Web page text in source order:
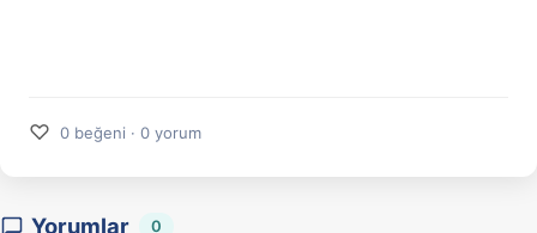
♡ 0 beğeni · 0 yorum
Yorumlar 0